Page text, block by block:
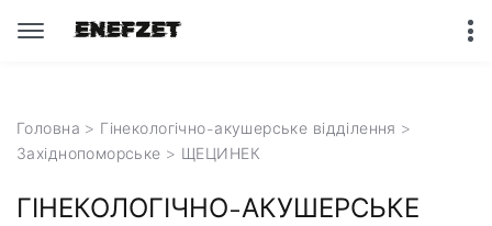
Головна > Гінекологічно-акушерське відділення >
Західнопоморське > ЩЕЦИНЕК
ГІНЕКОЛОГІЧНО-АКУШЕРСЬКЕ